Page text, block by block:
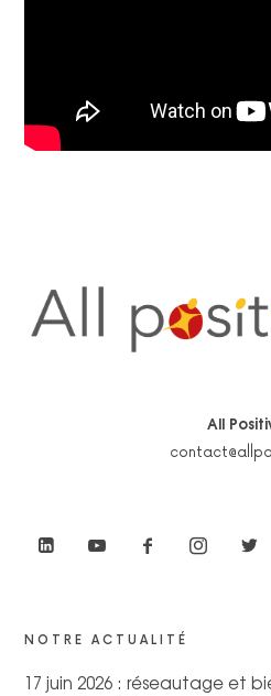
All
NOTRE ACTUALITÉ
17 juin 2026 : réseautage et